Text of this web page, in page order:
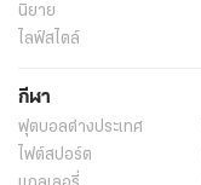
นิยาย
ไลฟ์สไตล์
กีฬา
ฟุตบอลต่่างประเทศ
ไฟต์สปอร์ต